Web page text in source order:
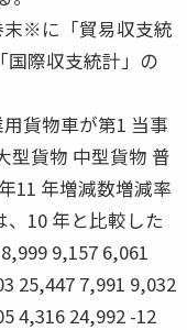
末※に「貿易収支統
国際収支統計」の
貨物車が第1 当事
型貨物 中型貨物 普
11 年増減数増減率
、10 年と比較した
9,157 6,061
25,447 7,991 9,032
4,316 24,992 -12